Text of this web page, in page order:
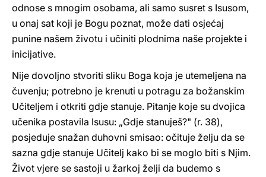
odnose s mnogim osobama, ali samo susret s Isusom,
u onaj sat koji je Bogu poznat, može dati osjećaj
punine našem životu i učiniti plodnima naše projekte i
inicijative.
Nije dovoljno stvoriti sliku Boga koja je utemeljena na
čuvenju; potrebno je krenuti u potragu za božanskim
Učiteljem i otkriti gdje stanuje. Pitanje koje su dvojica
učenika postavila Isusu: „Gdje stanuješ?" (r. 38),
posjeduje snažan duhovni smisao: očituje želju da se
sazna gdje stanuje Učitelj kako bi se moglo biti s Njim.
Život vjere se sastoji u žarkoj želji da budemo s